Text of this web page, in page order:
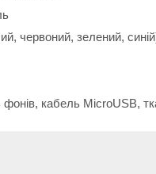
червоний, зелений,
кабель MicroUSB,